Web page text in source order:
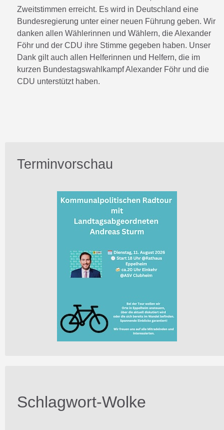
Zweitstimmen erreicht. Es wird in Deutschland eine
Bundesregierung unter einer neuen Führung geben. Wir
danken allen Wählerinnen und Wählern, die Alexander
Föhr und der CDU ihre Stimme gegeben haben. Unser
Dank gilt auch allen Helferinnen und Helfern, die im
kurzen Bundestagswahlkampf Alexander Föhr und die
CDU unterstützt haben.
Terminvorschau
Schlagwort-Wolke